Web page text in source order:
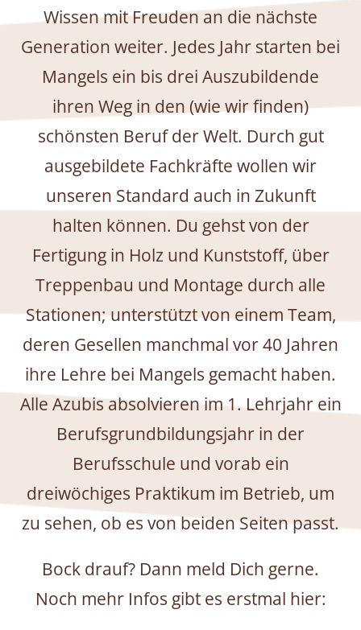
Wissen mit Freuden an die nächste
Generation weiter. Jedes Jahr starten bei
Mangels ein bis drei Auszubildende
ihren Weg in den (wie wir finden)
schönsten Beruf der Welt. Durch gut
ausgebildete Fachkräfte wollen wir
unseren Standard auch in Zukunft
halten können. Du gehst von der
Fertigung in Holz und Kunststoff, über
Treppenbau und Montage durch alle
Stationen; unterstützt von einem Team,
deren Gesellen manchmal vor 40 Jahren
ihre Lehre bei Mangels gemacht haben.
Alle Azubis absolvieren im 1. Lehrjahr ein
Berufsgrundbildungsjahr in der
Berufsschule und vorab ein
dreiwöchiges Praktikum im Betrieb, um
zu sehen, ob es von beiden Seiten passt.
Bock drauf? Dann meld Dich gerne.
Noch mehr Infos gibt es erstmal hier: